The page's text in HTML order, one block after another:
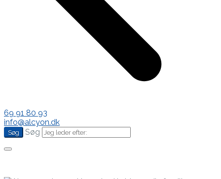
69 91 80 93
info@alcyon.dk
Søg